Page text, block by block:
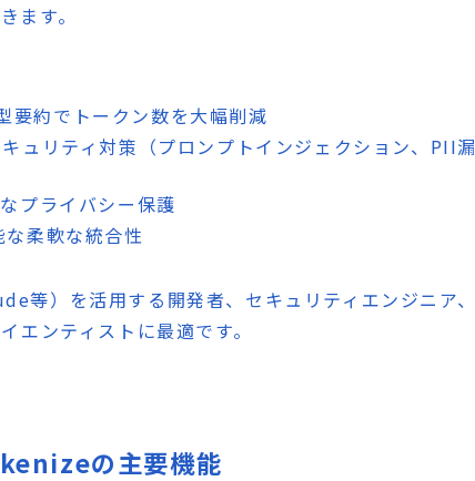
ます。
要約でトークン数を大幅削減
ュリティ対策（プロンプトインジェクション、PII漏
プライバシー保護
柔軟な統合性
等）を活用する開発者、セキュリティエンジニア、
エンティストに最適です。
の主要機能